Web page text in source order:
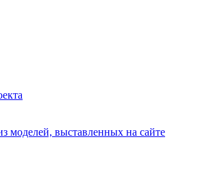
моделей, выставленных на сайте